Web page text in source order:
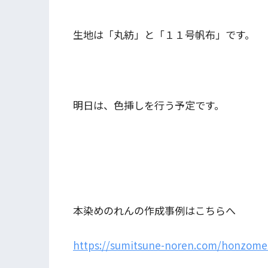
生地は「丸紡」と「１１号帆布」です。
明日は、色挿しを行う予定です。
本染めのれんの作成事例はこちらへ
https://sumitsune-noren.com/